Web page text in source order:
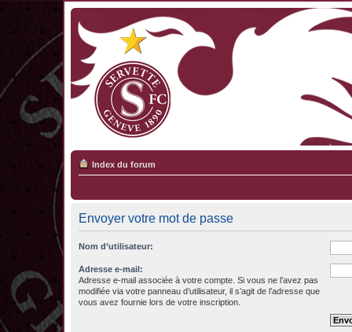
Index du forum
Envoyer votre mot de passe
Nom d’utilisateur:
Adresse e-mail:
Adresse e-mail associée à votre compte. Si vous ne l’avez pas
modifiée via votre panneau d’utilisateur, il s’agit de l’adresse que
vous avez fournie lors de votre inscription.